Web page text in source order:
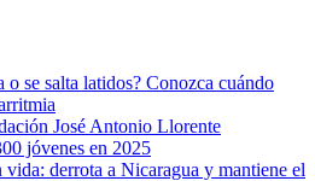
o se salta latidos? Conozca cuándo
José Antonio Llorente
jóvenes en 2025
derrota a Nicaragua y mantiene el